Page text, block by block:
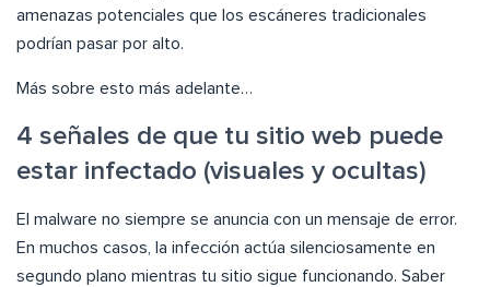
amenazas potenciales que los escáneres tradicionales
podrían pasar por alto.
Más sobre esto más adelante…
4 señales de que tu sitio web puede
estar infectado (visuales y ocultas)
El malware no siempre se anuncia con un mensaje de error.
En muchos casos, la infección actúa silenciosamente en
segundo plano mientras tu sitio sigue funcionando. Saber